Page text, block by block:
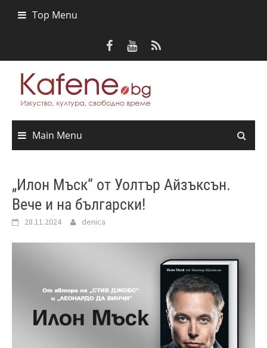
Top Menu
Main Menu
„Илон Мъск“ от Уолтър Айзъксън.
Вече и на български!
28.11.2024 denica